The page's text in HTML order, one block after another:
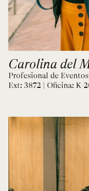
Carolina del
Profesional de
Ext: 3872 | Oficina: K-